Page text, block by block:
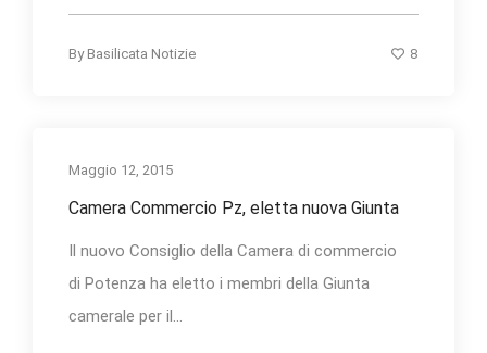
By Basilicata Notizie 8
Maggio 12, 2015
Camera Commercio Pz, eletta nuova Giunta
Il nuovo Consiglio della Camera di commercio
di Potenza ha eletto i membri della Giunta
camerale per il...